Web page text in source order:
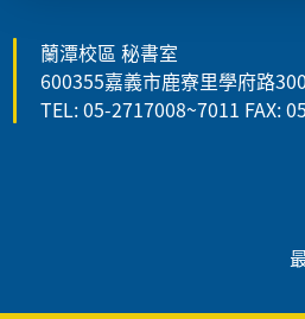
蘭潭校區 秘書室
600355嘉義市鹿寮里學府路
TEL: 05-2717008~7011 FAX: